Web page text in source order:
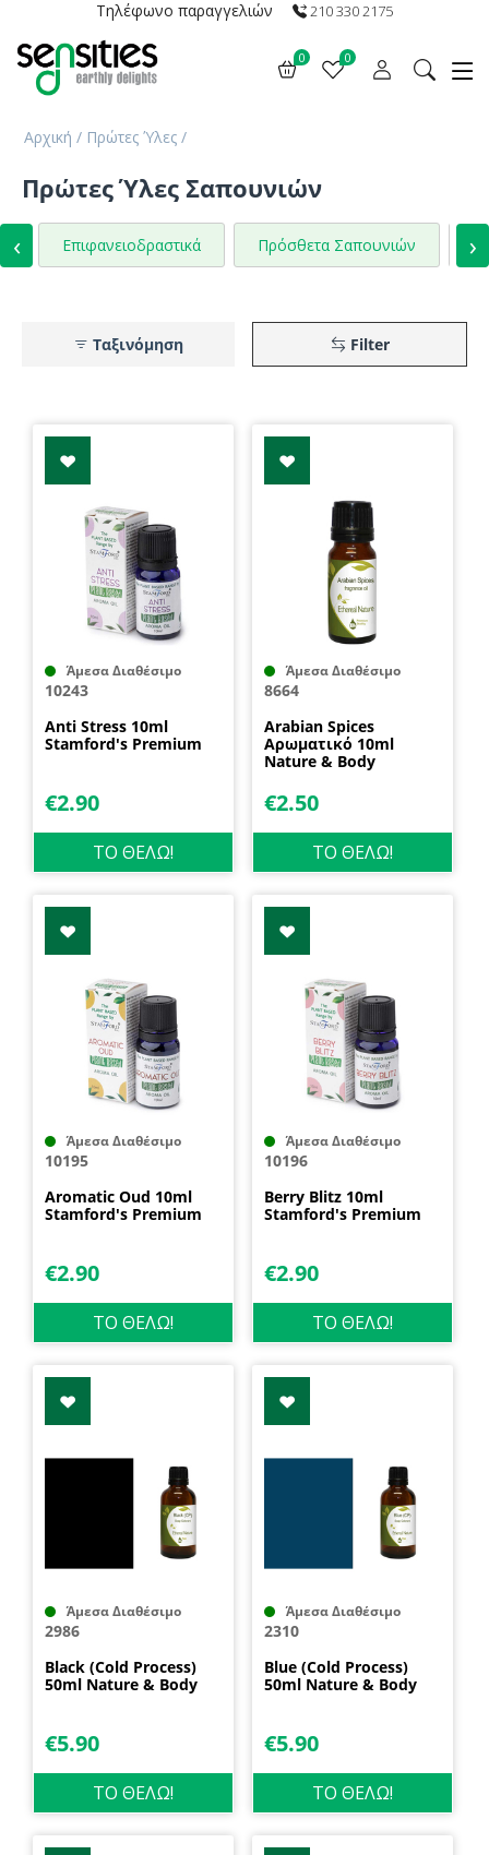
Τηλέφωνο παραγγελιών 210 330 2175
0 0
Αρχική / Πρώτες Ύλες /
Πρώτες Ύλες Σαπουνιών
‹ Επιφανειοδραστικά Πρόσθετα Σαπουνιών ›
Filter
Ταξινόμηση
Άμεσα Διαθέσιμο
10243
Anti Stress 10ml
Stamford's Premium
€2.90
ΤΟ ΘΕΛΩ!
Άμεσα Διαθέσιμο
8664
Arabian Spices
Αρωματικό 10ml
Nature & Body
€2.50
ΤΟ ΘΕΛΩ!
Άμεσα Διαθέσιμο
10195
Aromatic Oud 10ml
Stamford's Premium
€2.90
ΤΟ ΘΕΛΩ!
Άμεσα Διαθέσιμο
10196
Berry Blitz 10ml
Stamford's Premium
€2.90
ΤΟ ΘΕΛΩ!
Άμεσα Διαθέσιμο
2986
Black (Cold Process)
50ml Nature & Body
€5.90
ΤΟ ΘΕΛΩ!
Άμεσα Διαθέσιμο
2310
Blue (Cold Process)
50ml Nature & Body
€5.90
ΤΟ ΘΕΛΩ!